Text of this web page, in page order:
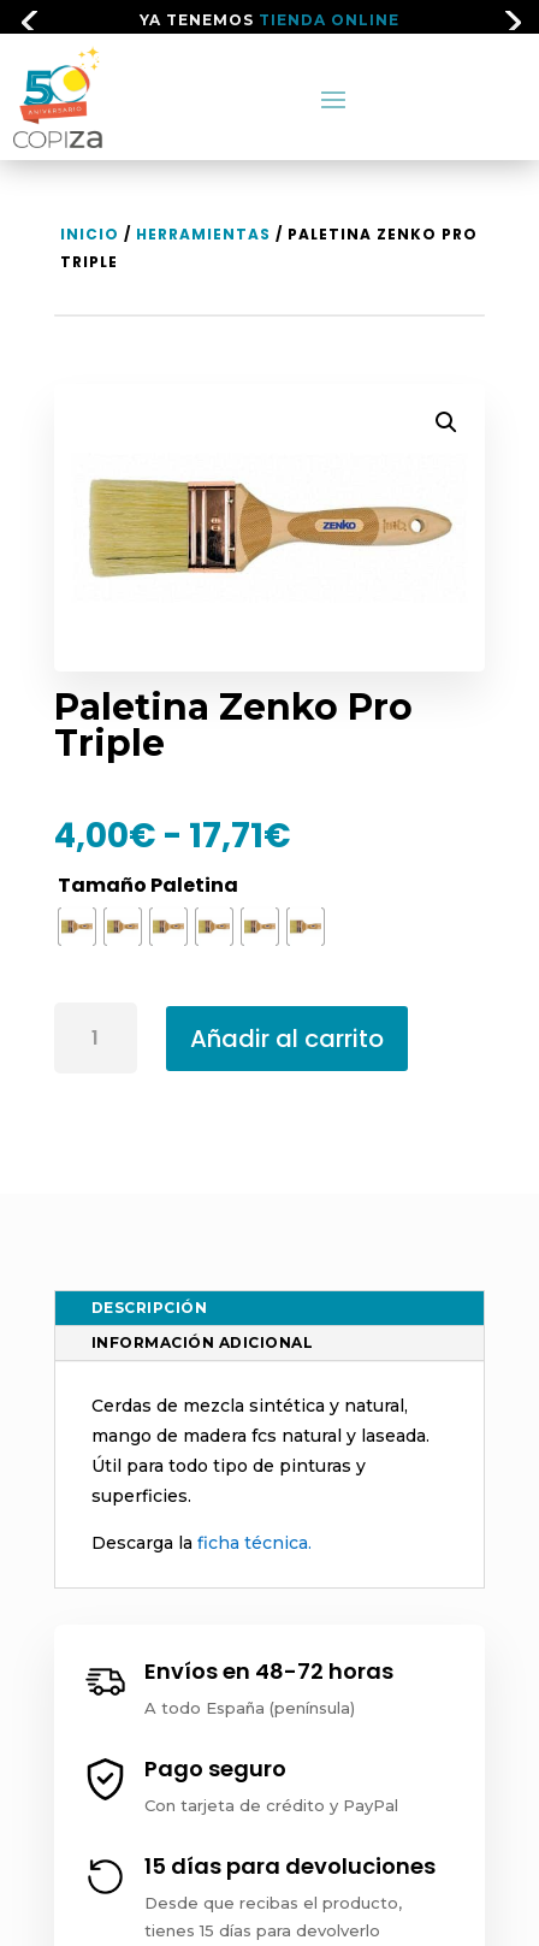
YA TENEMOS TIENDA ONLINE
INICIO / HERRAMIENTAS / PALETINA ZENKO PRO
TRIPLE
Paletina Zenko Pro
Triple
4,00€ - 17,71€Rango
desde
4,00€
17,71€
Tamaño Paletina
Zenko
Añadir al carrito
DESCRIPCIÓN
INFORMACIÓN ADICIONAL
Cerdas de mezcla sintética y natural,
mango de madera fcs natural y laseada.
Útil para todo tipo de pinturas y
superficies.
Descarga la ficha técnica.
Envíos en 48-72 horas
A todo España (península)
Pago seguro
Con tarjeta de crédito y PayPal
15 días para devoluciones
Desde que recibas el producto,
tienes 15 días para devolverlo